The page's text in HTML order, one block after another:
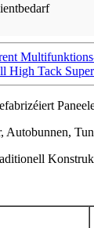
Tack Super
Autobunnen,